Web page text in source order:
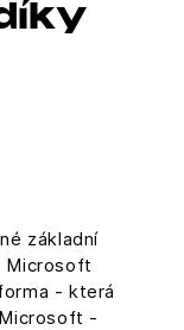
základní
Microsoft
- která
-